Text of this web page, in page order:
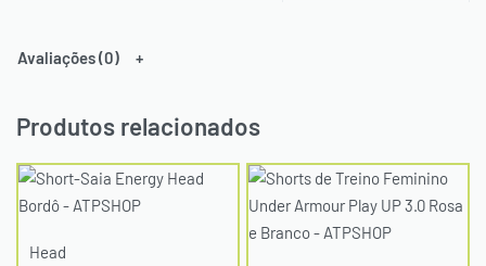
Avaliações (0)
Produtos relacionados
Head